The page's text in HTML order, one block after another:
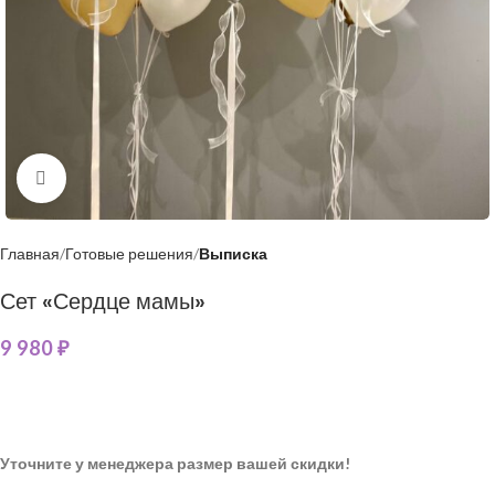
Нажмите, чтобы увеличить
Главная Готовые решения Выписка
Сет «Сердце мамы»
9 980₽
Уточните у менеджера размер вашей скидки!